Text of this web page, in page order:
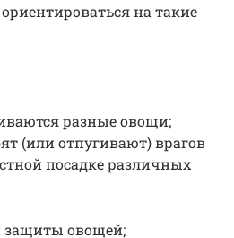
на такие
разные овощи;
(или отпугивают) врагов
посадке различных
защиты овощей;